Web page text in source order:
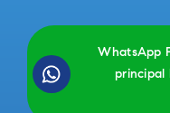
WhatsApp
principal